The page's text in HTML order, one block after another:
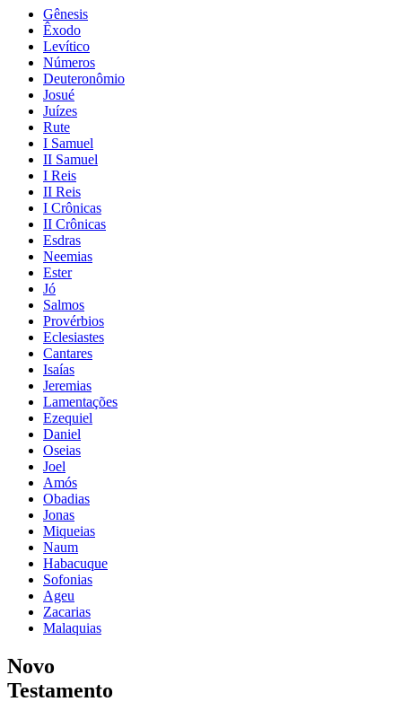
Gênesis
Êxodo
Levítico
Números
Deuteronômio
Josué
Juízes
Rute
I Samuel
II Samuel
I Reis
II Reis
I Crônicas
II Crônicas
Esdras
Neemias
Ester
Jó
Salmos
Provérbios
Eclesiastes
Cantares
Isaías
Jeremias
Lamentações
Ezequiel
Daniel
Oseias
Joel
Amós
Obadias
Jonas
Miqueias
Naum
Habacuque
Sofonias
Ageu
Zacarias
Malaquias
Novo
Testamento